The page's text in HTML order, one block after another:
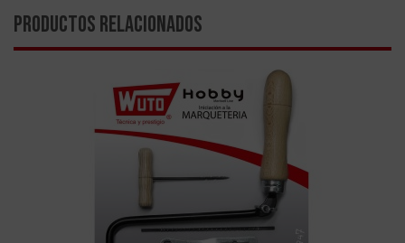
PRODUCTOS RELACIONADOS